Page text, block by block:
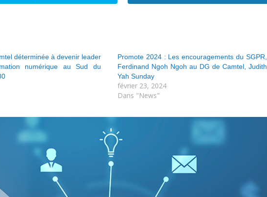
déterminée à devenir leader
numérique au Sud du
Promote 2024 : Les encouragements du SGPR,
Ferdinand Ngoh Ngoh au DG de Camtel, Judith
Yah Sunday
février 23, 2024
Dans "News"